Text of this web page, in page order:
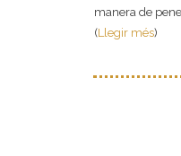
manera de
(Llegir més)